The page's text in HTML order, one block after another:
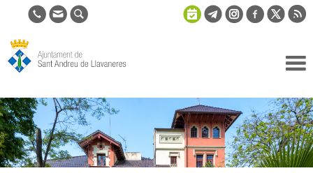
de Sant
Andreu de